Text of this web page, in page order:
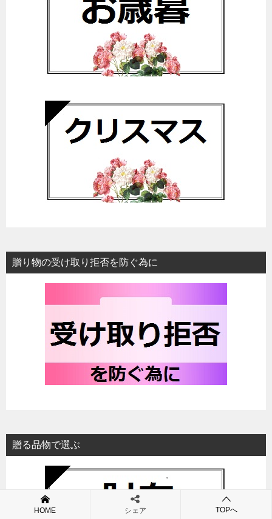
贈り物の受け取り拒否を防ぐ為に
贈る品物で選ぶ
HOME シェア TOPへ